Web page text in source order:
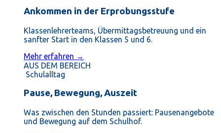
Ankommen in der Erprobungsstufe
Klassenlehrerteams, Übermittagsbetreuung und ein
sanfter Start in den Klassen 5 und 6.
Mehr erfahren →
AUS DEM BEREICH
Schulalltag
Pause, Bewegung, Auszeit
Was zwischen den Stunden passiert: Pausenangebote
und Bewegung auf dem Schulhof.